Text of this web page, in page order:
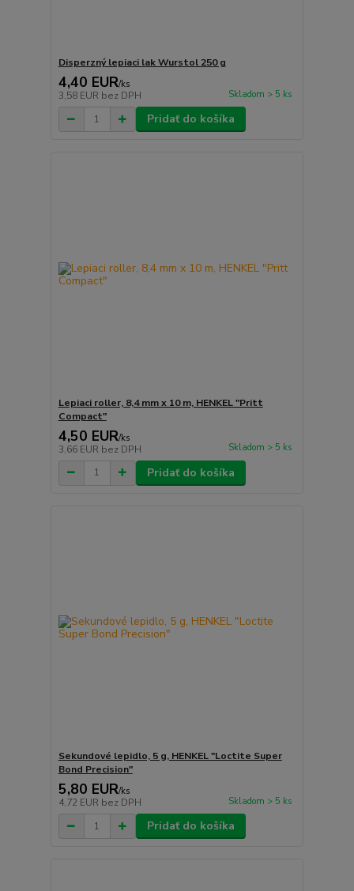
Disperzný lepiaci lak Wurstol 250 g
4,40 EUR/ks
3,58 EUR bez DPH Skladom > 5 ks
Pridať do košíka
Lepiaci roller, 8,4 mm x 10 m, HENKEL "Pritt
Compact"
4,50 EUR/ks
3,66 EUR bez DPH Skladom > 5 ks
Pridať do košíka
Sekundové lepidlo, 5 g, HENKEL "Loctite Super
Bond Precision"
5,80 EUR/ks
4,72 EUR bez DPH Skladom > 5 ks
Pridať do košíka